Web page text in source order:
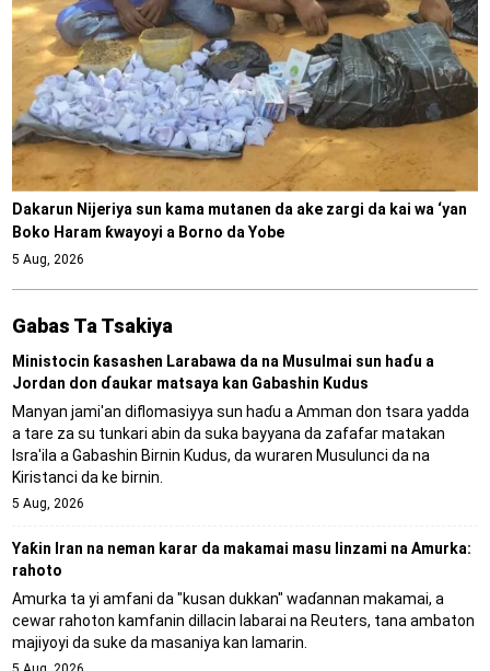
Dakarun Nijeriya sun kama mutanen da ake zargi da kai wa ‘yan
Boko Haram ƙwayoyi a Borno da Yobe
5 Aug, 2026
Gabas Ta Tsakiya
Ministocin ƙasashen Larabawa da na Musulmai sun haɗu a
Jordan don ɗaukar matsaya kan Gabashin Kudus
Manyan jami'an diflomasiyya sun haɗu a Amman don tsara yadda
a tare za su tunkari abin da suka bayyana da zafafar matakan
Isra'ila a Gabashin Birnin Ƙudus, da wuraren Musulunci da na
Kiristanci da ke birnin.
5 Aug, 2026
Yaƙin Iran na neman karar da makamai masu linzami na Amurka:
rahoto
Amurka ta yi amfani da "kusan dukkan" waɗannan makamai, a
cewar rahoton kamfanin dillacin labarai na Reuters, tana ambaton
majiyoyi da suke da masaniya kan lamarin.